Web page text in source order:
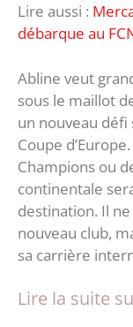
Lire aussi :
débarque au
Abline veut
sous le maillot
un nouveau défi
Coupe
Champions ou
continentale
destination. Il
nouveau club,
sa carrière
Lire la suite